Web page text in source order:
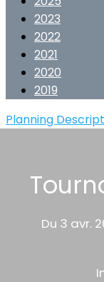
2023
2022
2021
2020
2019
Planning
Du 3 avr.